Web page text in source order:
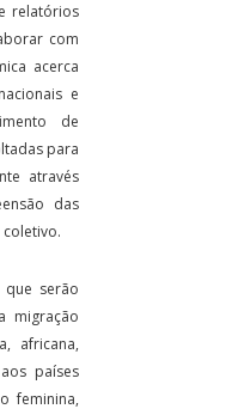
relatórios
com
acerca
e
de
para
através
das
que serão
migração
africana,
países
feminina,